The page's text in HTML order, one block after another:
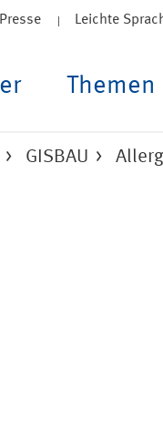
Presse Leichte
Themen
GISBAU